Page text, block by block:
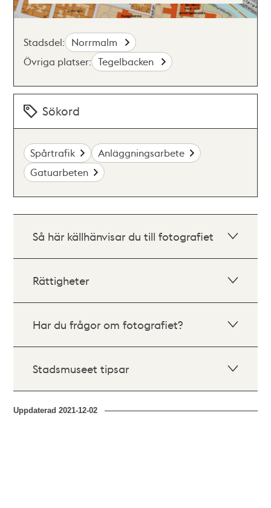
Stadsdel: Norrmalm
Övriga platser: Tegelbacken
Sökord
Spårtrafik
Anläggningsarbete
Gatuarbeten
Så här källhänvisar du till fotografiet
Rättigheter
Har du frågor om fotografiet?
Stadsmuseet tipsar
Uppdaterad2021-12-02